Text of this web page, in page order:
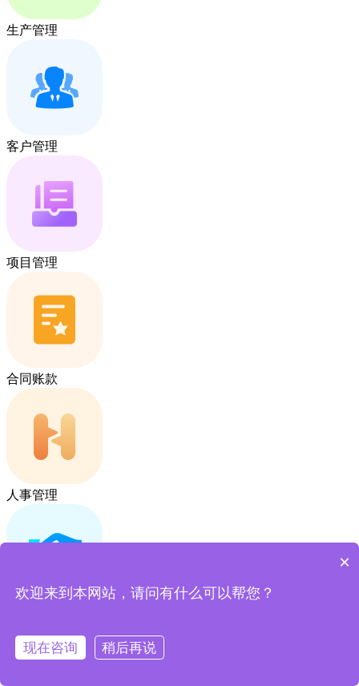
生产管理
客户管理
项目管理
合同账款
人事管理
生产制造一站式
×
欢迎来到本网站，请问有什么可以帮您？
现在咨询 稍后再说